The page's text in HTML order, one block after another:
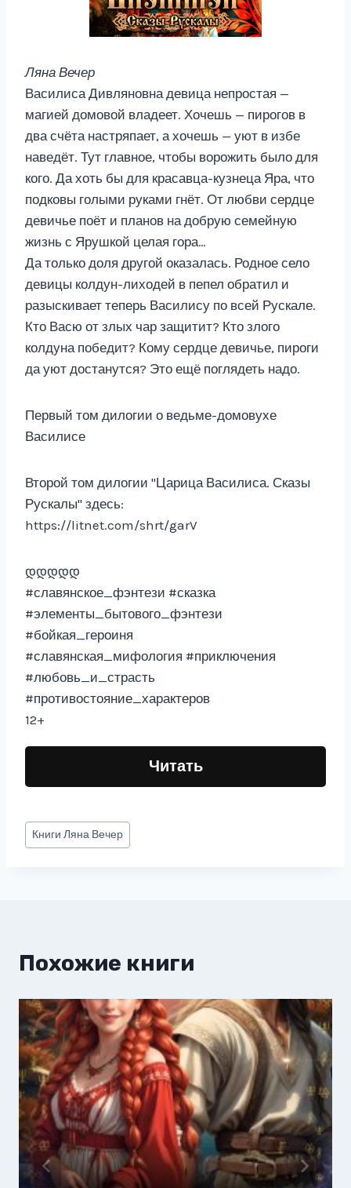
Ляна Вечер
Василиса Дивляновна девица непростая —
магией домовой владеет. Хочешь — пирогов в
два счёта настряпает, а хочешь — уют в избе
наведёт. Тут главное, чтобы ворожить было для
кого. Да хоть бы для красавца-кузнеца Яра, что
подковы голыми руками гнёт. От любви сердце
девичье поёт и планов на добрую семейную
жизнь с Ярушкой целая гора…
Да только доля другой оказалась. Родное село
девицы колдун-лиходей в пепел обратил и
разыскивает теперь Василису по всей Рускале.
Кто Васю от злых чар защитит? Кто злого
колдуна победит? Кому сердце девичье, пироги
да уют достанутся? Это ещё поглядеть надо.
Первый том дилогии о ведьме-домовухе
Василисе
Второй том дилогии "Царица Василиса. Сказы
Рускалы" здесь:
https://litnet.com/shrt/garV
დდდდდ
#славянское_фэнтези #сказка
#элементы_бытового_фэнтези
#бойкая_героиня
#славянская_мифология #приключения
#любовь_и_страсть
#противостояние_характеров
12+
Читать
Метки
записи:
КнигиЛяна Вечер
Похожие книги